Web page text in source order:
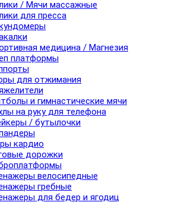
/ Мячи массажные
для пресса
медицина / Магнезия
платформы
для отжимания
и гимнастические мячи
на руку для телефона
/ бутылочки
кардио
дорожки
велосипедные
гребные
для бедер и ягодиц